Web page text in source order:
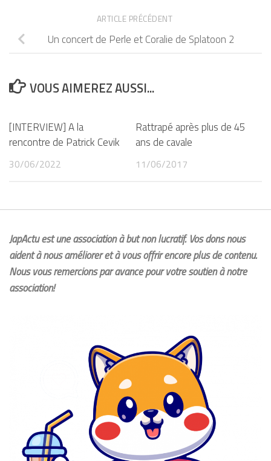
ARTICLE PRÉCÉDENT
Un concert de Perle et Coralie de Splatoon 2
VOUS AIMEREZ AUSSI...
[INTERVIEW] A la
rencontre de Patrick Cevik
30/06/2022
Rattrapé après plus de 45
ans de cavale
11/06/2017
JapActu est une association à but non lucratif. Vos dons nous
aident à nous améliorer et à vous offrir encore plus de contenu.
Nous vous remercions par avance pour votre soutien à notre
association!